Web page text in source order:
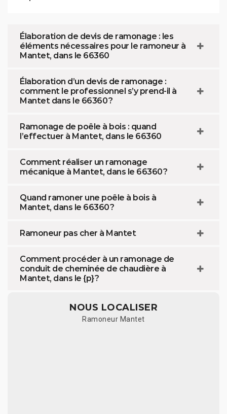
Élaboration de devis de ramonage : les
éléments nécessaires pour le ramoneur à
Mantet, dans le 66360
Élaboration d’un devis de ramonage :
comment le professionnel s’y prend-il à
Mantet dans le 66360 ?
Ramonage de poêle à bois : quand
l’effectuer à Mantet, dans le 66360
Comment réaliser un ramonage
mécanique à Mantet, dans le 66360 ?
Quand ramoner une poêle à bois à
Mantet, dans le 66360 ?
Ramoneur pas cher à Mantet
Comment procéder à un ramonage de
conduit de cheminée de chaudière à
Mantet, dans le {p} ?
NOUS LOCALISER
Ramoneur Mantet